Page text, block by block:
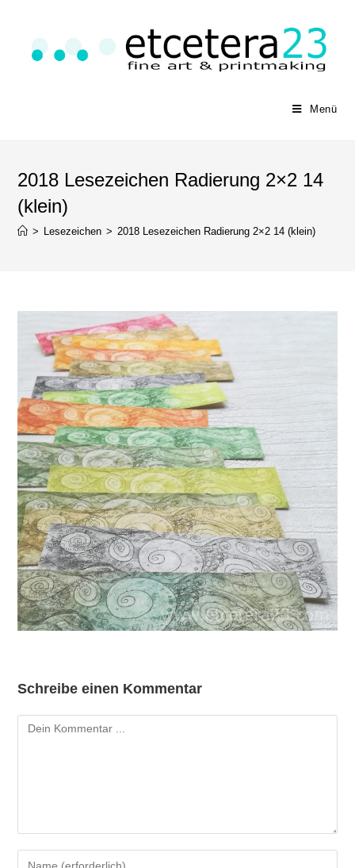
Menü
2018 Lesezeichen Radierung 2×2 14
(klein)
> Lesezeichen > 2018 Lesezeichen Radierung 2×2 14 (klein)
Schreibe einen Kommentar